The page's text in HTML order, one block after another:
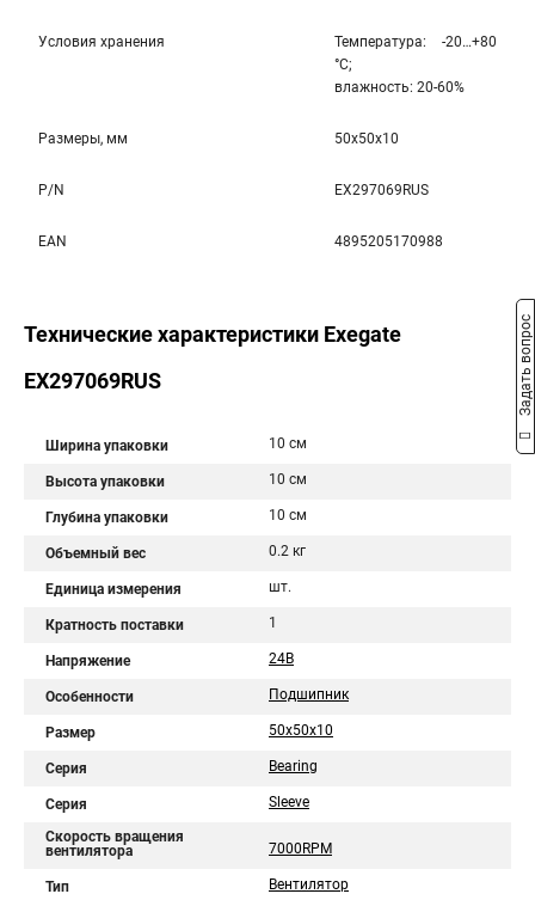
Условия хранения
Температура: -20…+80
°С;
влажность: 20-60%
Размеры, мм 50x50x10
P/N EX297069RUS
EAN 4895205170988
Технические характеристики Exegate
EX297069RUS
Ширина упаковки 10 см
Высота упаковки 10 см
Глубина упаковки 10 см
Объемный вес 0.2 кг
Единица измерения шт.
Кратность поставки 1
Напряжение 24В
Особенности Подшипник
Размер 50x50x10
Серия Bearing
Серия Sleeve
Скорость вращения
вентилятора
7000RPM
Тип Вентилятор
Задать вопрос